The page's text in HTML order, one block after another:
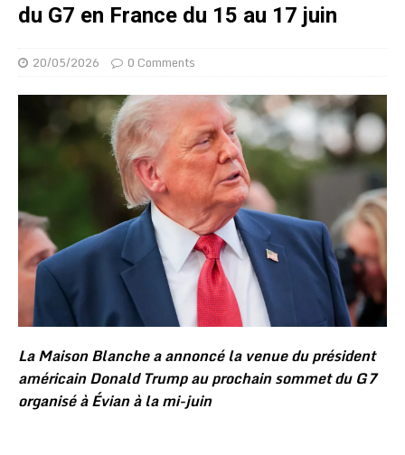
du G7 en France du 15 au 17 juin
20/05/2026 0 Comments
La Maison Blanche a annoncé la venue du président
américain Donald Trump au prochain sommet du G7
organisé à Évian à la mi-juin